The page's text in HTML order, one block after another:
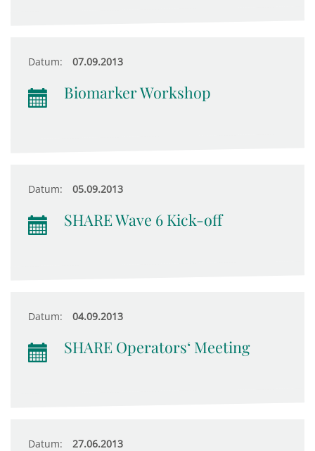
Datum: 07.09.2013
Biomarker Workshop
Datum: 05.09.2013
SHARE Wave 6 Kick-off
Datum: 04.09.2013
SHARE Operators‘ Meeting
Datum: 27.06.2013